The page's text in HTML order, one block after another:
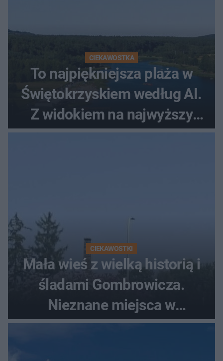
CIEKAWOSTKA
To najpiękniejsza plaża w
Świętokrzyskiem według AI.
Z widokiem na najwyższy
szczyt Gór Świętokrzyskich
CIEKAWOSTKI
Mała wieś z wielką historią i
śladami Gombrowicza.
Nieznane miejsca w
Świętokrzyskiem